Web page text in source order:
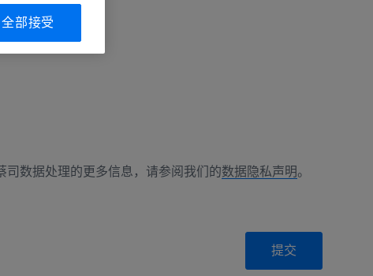
数据处理的更多信息，请参阅我们的数据隐私声明。
提交
全部接受